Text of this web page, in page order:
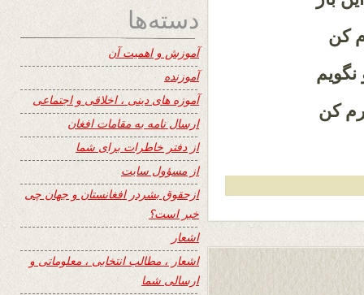
کن
کن
دسته‌ها
آموزش و اهمیت آن
آموزنده
آموزه های دینی ، اخلاقی و اجتماعی
ارسال نامه به مقامات افغان
از دفتر خاطرات برای شما
از مسؤول سایت
ازحقوق بشردر افغانستان و جهان چی
خبر است؟
اشعار
اشعار ، مطالب انتخابی ، معلوماتی و
ارسالی شما